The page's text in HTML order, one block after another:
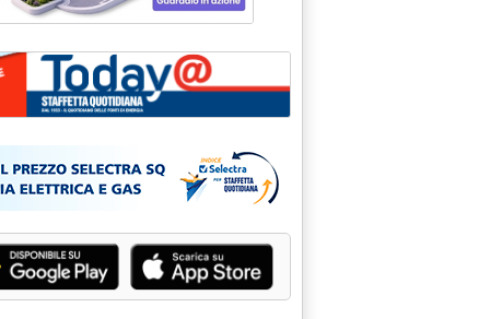
LA REGIONE STRINGE I TEMPI SUL GNL'